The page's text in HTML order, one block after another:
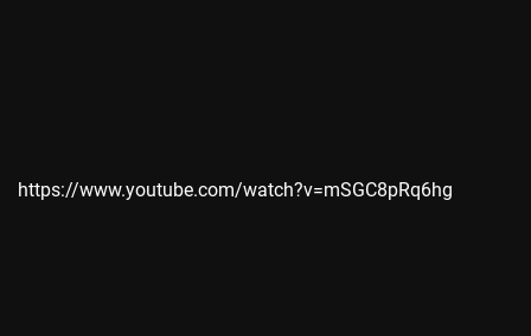
https://www.youtube.com/watch?v=mSGC8pRq6hg